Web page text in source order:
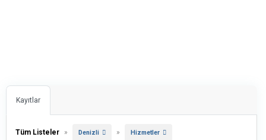
Kayıtlar
Tüm Listeler » Denizli » Hizmetler